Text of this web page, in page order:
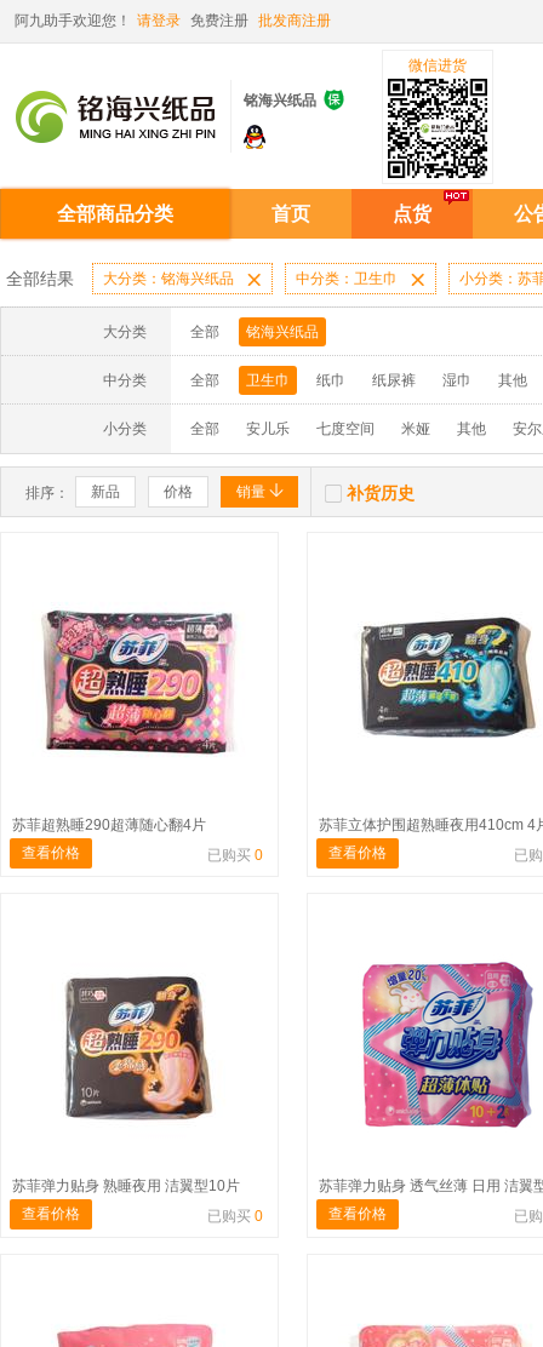
阿九助手欢迎您！ 请登录 免费注册 批发商注册
铭海兴纸品 
微信进货
全部商品分类 首页 点货 公
全部结果 大分类：铭海兴纸品  中分类：卫生巾  小分类：苏
大分类 全部 铭海兴纸品
中分类 全部 卫生巾 纸巾 纸尿裤 湿巾 其他
小分类 全部 安儿乐 七度空间 米娅 其他 安
排序： 新品 价格 销量   补货历史
苏菲超熟睡290超薄随心翻4片
查看价格
已购买 0 查看价格 已
苏菲弹力贴身 熟睡夜用 洁翼型10片
查看价格
已购买 0 查看价格 已